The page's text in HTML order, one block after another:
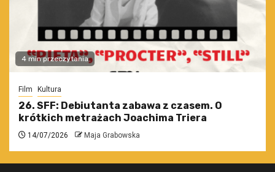
4 min przeczytania
Film Kultura
26. SFF: Debiutanta zabawa z czasem. O
krótkich metrażach Joachima Triera
14/07/2026 Maja Grabowska